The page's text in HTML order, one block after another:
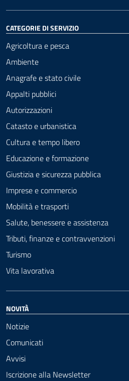
CATEGORIE DI SERVIZIO
Agricoltura e pesca
Ambiente
Anagrafe e stato civile
Appalti pubblici
Autorizzazioni
Catasto e urbanistica
Cultura e tempo libero
Educazione e formazione
Giustizia e sicurezza pubblica
Imprese e commercio
Mobilità e trasporti
Salute, benessere e assistenza
Tributi, finanze e contravvenzioni
Turismo
Vita lavorativa
NOVITÀ
Notizie
Comunicati
Avvisi
Iscrizione alla Newsletter